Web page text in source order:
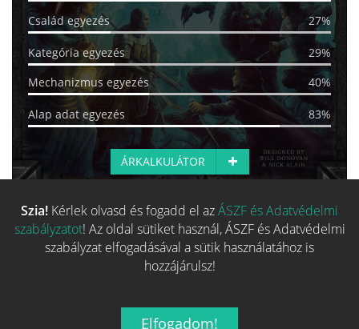
Család egyezés 27%
Kategória egyezés
29%
Mechanizmus egyezés
40%
Alap adat egyezés 83%
ÁRKALKULÁTOR
Több hasonló játék keresése
Szia! Kérlek olvasd és fogadd el azÁSZF és Adatvédelmi
szabályzatot! Az oldal sütiket használ, ÁSZF és Adatvédelmi
szabályzat elfogadásával a sütik használatához is
hozzájárulsz!
Elfogadom!